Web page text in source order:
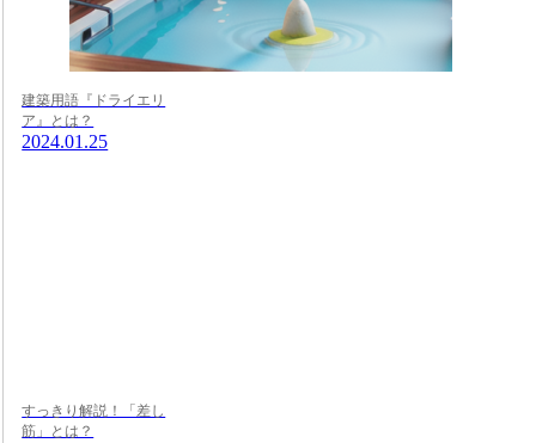
建築用語『ドライエリ
ア』とは？
2024.01.25
すっきり解説！「差し
筋」とは？